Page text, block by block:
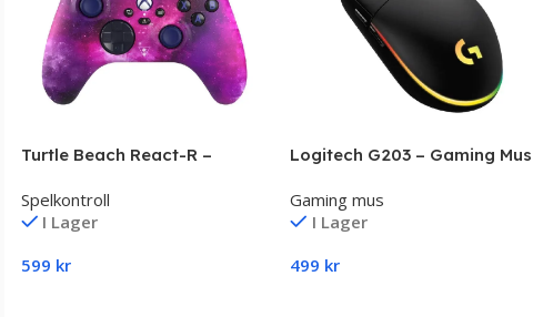
Turtle Beach React-R –
Xbox Series X, Microsoft
Xbox Series S, Microsoft
Spelkontroll
I Lager
599 kr
Logitech G203 – Gaming Mus
Gaming mus
I Lager
499 kr